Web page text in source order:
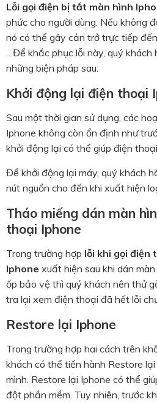
Lỗi gọi điện bị tắt màn hình
phức cho người dùng. Nếu không
nó có thể gây cản trở trực tiếp
…Để khắc phục lỗi này, quý khách
những biện pháp sau:
Khởi động lại điện thoại
Sau một thời gian sử dụng, các
Iphone không còn ổn định như
khởi động lại có thể giúp điện
Để khởi động lại máy, quý khách
nút nguồn cho đến khi xuất hiện
Tháo miếng dán màn
thoại Iphone
Trong trường hợp lỗi khi gọi điện
Iphone xuất hiện sau khi dán
ốp bảo vệ thì quý khách nên thử
tra lại xem điện thoại đã hết lỗi
Restore lại Iphone
Trong trường hợp hai cách trên
khách có thể tiến hành Restore
mình. Restore lại Iphone có thể
đột phần mềm. Tuy nhiên, trước